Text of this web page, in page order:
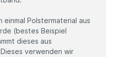
einmal Polstermaterial aus
(bestes Beispiel
dieses aus
verwenden wir